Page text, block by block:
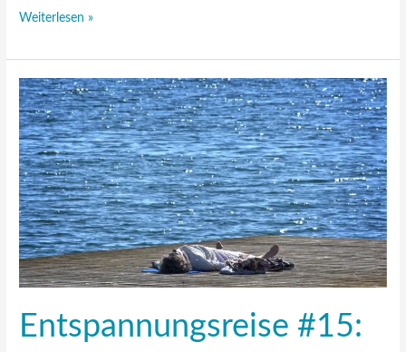
Weiterlesen »
Entspannungsreise #15:
Entspannungsreise
#15:
Wohlfühlreise
durch
dich
hindurch